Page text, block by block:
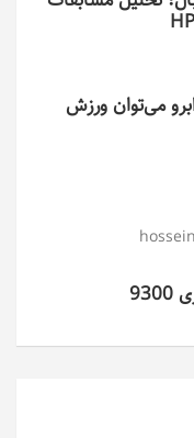
می‌توان ورزش